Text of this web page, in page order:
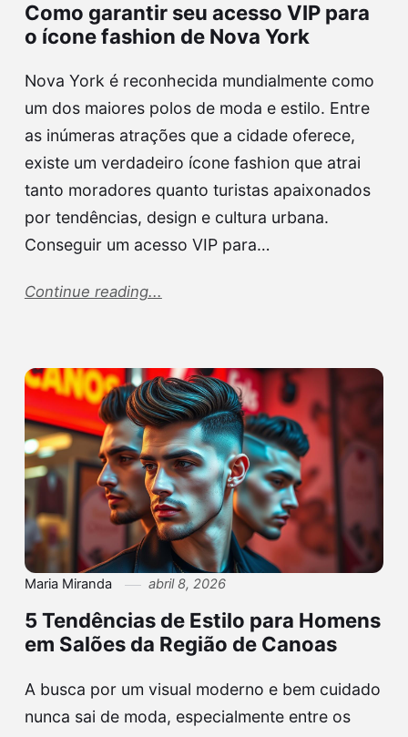
Como garantir seu acesso VIP para
o ícone fashion de Nova York
Nova York é reconhecida mundialmente como
um dos maiores polos de moda e estilo. Entre
as inúmeras atrações que a cidade oferece,
existe um verdadeiro ícone fashion que atrai
tanto moradores quanto turistas apaixonados
por tendências, design e cultura urbana.
Conseguir um acesso VIP para…
Continue reading...
Maria Miranda abril 8, 2026
5 Tendências de Estilo para Homens
em Salões da Região de Canoas
A busca por um visual moderno e bem cuidado
nunca sai de moda, especialmente entre os